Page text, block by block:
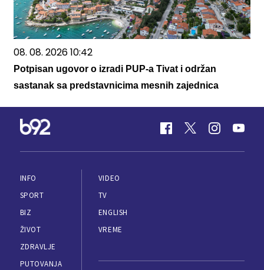
08. 08. 2026 10:42
Potpisan ugovor o izradi PUP-a Tivat i održan
sastanak sa predstavnicima mesnih zajednica
INFO
SPORT
BIZ
ŽIVOT
ZDRAVLJE
PUTOVANJA
VIDEO
TV
ENGLISH
VREME